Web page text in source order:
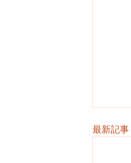
最新記事